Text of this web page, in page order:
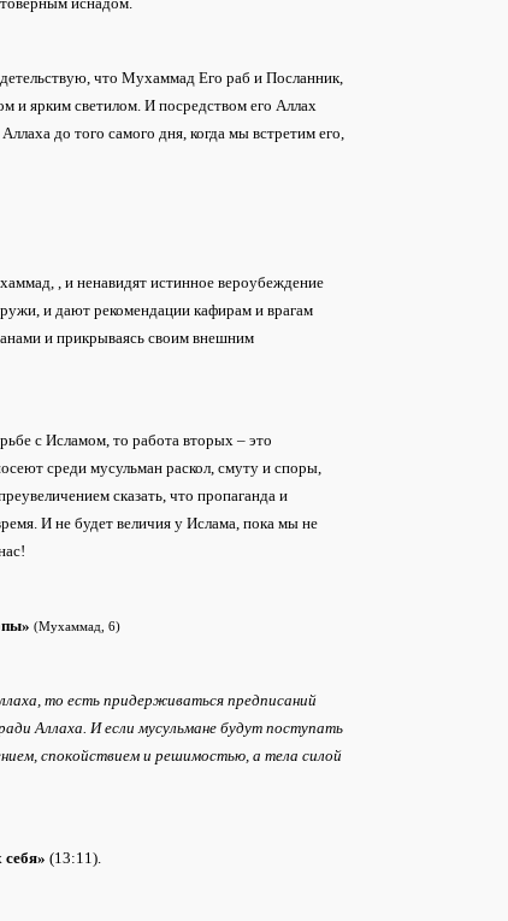
что Мухаммад Его раб и Посланник,
и ярким светилом. И посредством его Аллах
до того самого дня, когда мы встретим его,
, и ненавидят истинное вероубеждение
и дают рекомендации кафирам и врагам
и прикрываясь своим внешним
с Исламом, то работа вторых – это
среди мусульман раскол, смуту и споры,
сказать, что пропаганда и
И не будет величия у Ислама, пока мы не
(Мухаммад, 6)
то есть придерживаться предписаний
Аллаха. И если мусульмане будут поступать
спокойствием и решимостью, а тела силой
(13:11).